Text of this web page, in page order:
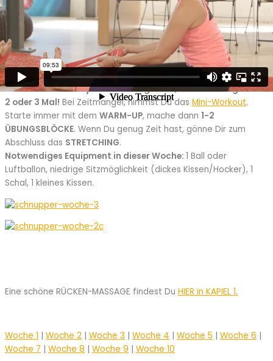
ANLEITUNG Rückbildungs-Workout
WOCHE 3
Dein Workout wird jetzt anstrengender, trainiere möglichst
2 oder 3 Mal! Bei Zeitmangel, nimmst Du das Mini-Workout.
Starte immer mit dem WARM-UP, mache dann 1-2
ÜBUNGSBLÖCKE. Wenn Du genug Zeit hast, gönne Dir zum
Abschluss das STRETCHING.
Notwendiges Equipment in dieser Woche: 1 Ball oder
Luftballon, niedrige Sitzmöglichkeit (dickes Kissen/Hocker), 1
Schal, 1 kleines Kissen.
Eine schöne RÜCKEN-MASSAGE findest Du HIER in KAPIEL 1.
Woche 1 | Woche 2 | Woche 3 | Woche 4 | Woche 5 | Woche 6 |
Woche 7 | Woche 8 | Woche 9 | Woche 10